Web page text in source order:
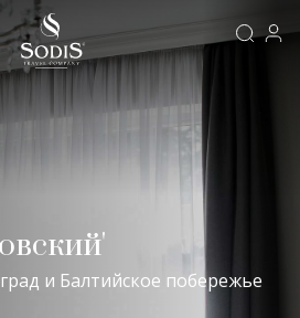
и Балтийское побережье